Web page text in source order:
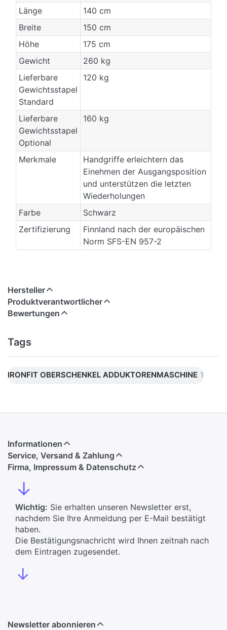
Länge
140 cm
Breite
150 cm
Höhe
175 cm
Gewicht
260 kg
Lieferbare
Gewichtsstapel
Standard
120 kg
Lieferbare
Gewichtsstapel
Optional
160 kg
Merkmale
Handgriffe erleichtern das
Einehmen der Ausgangsposition
und unterstützen die letzten
Wiederholungen
Farbe
Schwarz
Zertifizierung
Finnland nach der europäischen
Norm SFS-EN 957-2
Hersteller
Produktverantwortlicher
Bewertungen
Tags
IRONFIT OBERSCHENKEL ADDUKTORENMASCHINE 1
Informationen
Service, Versand & Zahlung
Firma, Impressum & Datenschutz
↓
Wichtig: Sie erhalten unseren Newsletter erst,
nachdem Sie Ihre Anmeldung per E-Mail bestätigt
haben.
Die Bestätigungsnachricht wird Ihnen zeitnah nach
dem Eintragen zugesendet.
↓
Newsletter abonnieren